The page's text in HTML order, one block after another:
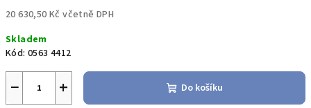
20 630,50 Kč včetně DPH
cena:
Skladem
Kód: 0563 4412
+
− Do košíku